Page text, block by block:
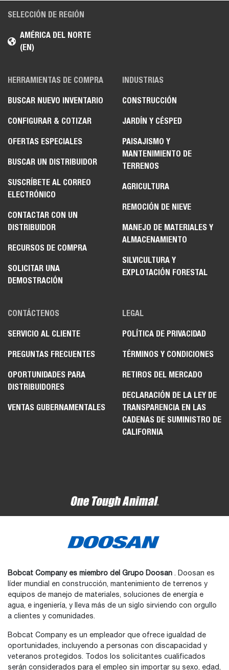
SELECCIÓN DE REGIÓN
AMÉRICA DEL NORTE
(EN)
HERRAMIENTAS DE COMPRA
BUSCAR NUEVO INVENTARIO
CONFIGURAR & COTIZAR
OFERTAS ESPECIALES
BUSCAR UN DISTRIBUIDOR
SUSCRÍBETE AL CORREO
ELECTRÓNICO
CONTACTAR CON UN
DISTRIBUIDOR
RECURSOS DE COMPRA
SOLICITAR UNA
DEMOSTRACIÓN
INDUSTRIAS
CONSTRUCCIÓN
JARDÍN Y CÉSPED
PAISAJISMO Y
MANTENIMIENTO DE
TERRENOS
AGRICULTURA
REMOCIÓN DE NIEVE
MANEJO DE MATERIALES Y
ALMACENAMIENTO
SILVICULTURA Y
EXPLOTACIÓN FORESTAL
CONTÁCTENOS
SERVICIO AL CLIENTE
PREGUNTAS FRECUENTES
OPORTUNIDADES PARA
DISTRIBUIDORES
VENTAS GUBERNAMENTALES
LEGAL
POLÍTICA DE PRIVACIDAD
TÉRMINOS Y CONDICIONES
RETIROS DEL MERCADO
DECLARACIÓN DE LA LEY DE
TRANSPARENCIA EN LAS
CADENAS DE SUMINISTRO DE
CALIFORNIA
Bobcat Company es miembro del Grupo Doosan . Doosan es
líder mundial en construcción, mantenimiento de terrenos y
equipos de manejo de materiales, soluciones de energía e
agua, e ingeniería, y lleva más de un siglo sirviendo con orgullo
a clientes y comunidades.
Bobcat Company es un empleador que ofrece igualdad de
oportunidades, incluyendo a personas con discapacidad y
veteranos protegidos. Todos los solicitantes cualificados
serán considerados para el empleo sin importar su sexo, edad,